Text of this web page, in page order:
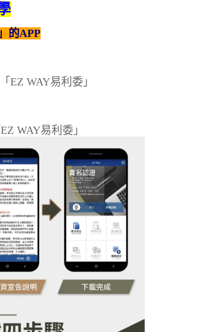
的APP
WAY易利委」
WAY易利委」